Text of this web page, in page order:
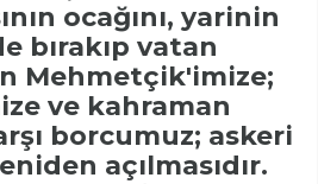
ocağını, yarinin
bırakıp vatan
Mehmetçik'imize;
ve kahraman
borcumuz; askeri
açılmasıdır.